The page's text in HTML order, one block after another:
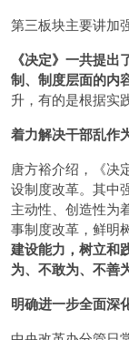
第三板块主要讲加
《决定》一共提
制、制度层面的内
升，有的是根据实
着力解决干部乱作
唐方裕介绍，《决
设制度改革。其中
主动性、创造性为
事制度改革，鲜明
建设能力，树立和
为、不敢为、不善
明确进一步全面深